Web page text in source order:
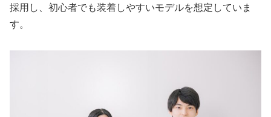
採用し、初心者でも装着しやすいモデルを想定していま
す。